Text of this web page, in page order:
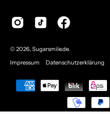
© 2026, Sugarsmile.de.
Impressum
Datenschutzerklärung